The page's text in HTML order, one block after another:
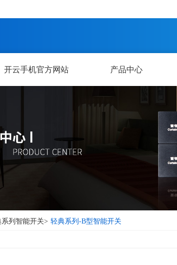
开云手机官方网站 产品中心
系列智能开关> 轻典系列-B型智能开关